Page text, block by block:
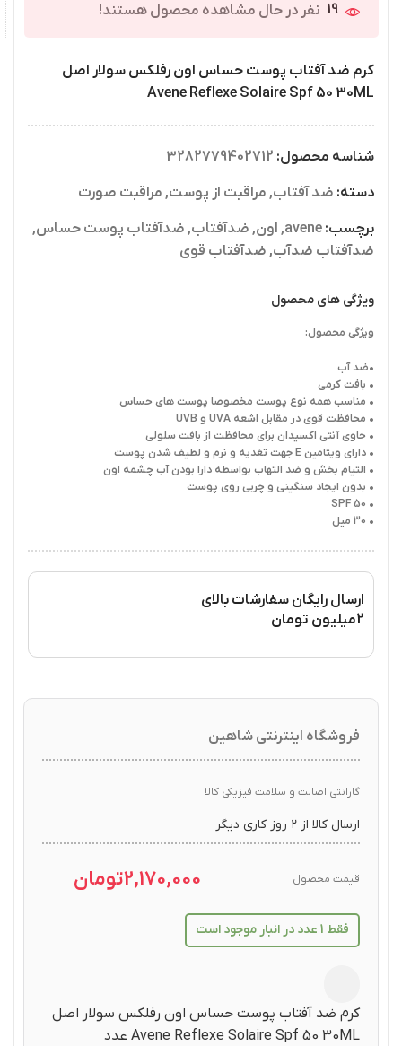
19 نفر در حال مشاهده محصول هستند!
کرم ضد آفتاب پوست حساس اون رفلکس سولار اصل
Avene Reflexe Solaire Spf 50 30ML
شناسه محصول: 3282779402712
دسته: ضد آفتاب, مراقبت از پوست, مراقبت صورت
برچسب: avene
, اون, ضدآفتاب, ضدآفتاب پوست حساس,
ضدآفتاب ضدآب, ضدآفتاب قوی
ویژگی های محصول
ویژگی محصول:
•ضد آب
• بافت کرمی
• مناسب همه نوع پوست مخصوصا پوست های حساس
• محافظت قوی در مقابل اشعه UVA و UVB
• حاوی آنتی اکسیدان برای محافظت از بافت سلولی
• دارای ویتامین E جهت تغدیه و نرم و لطیف شدن پوست
• التیام بخش و ضد التهاب بواسطه دارا بودن آب چشمه اون
• بدون ایجاد سنگینی و چربی روی پوست
• SPF 50
• 30 میل
ارسال رایگان سفارشات بالای
2میلیون تومان
فروشگاه اینترنتی شاهین
گارانتی اصالت و سلامت فیزیکی کالا
ارسال کالا از ۲ روز کاری دیگر
قیمت محصول 2,170,000تومان
فقط 1 عدد در انبار موجود است
کرم ضد آفتاب پوست حساس اون رفلکس سولار اصل
Avene Reflexe Solaire Spf 50 30ML عدد